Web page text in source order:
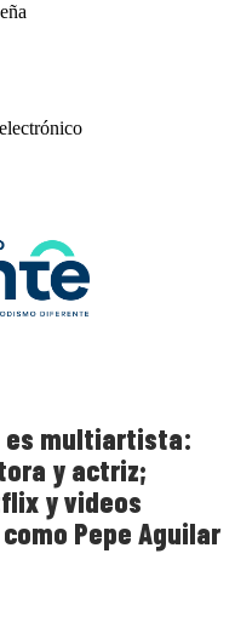
es multiartista:
y actriz;
y videos
Pepe Aguilar